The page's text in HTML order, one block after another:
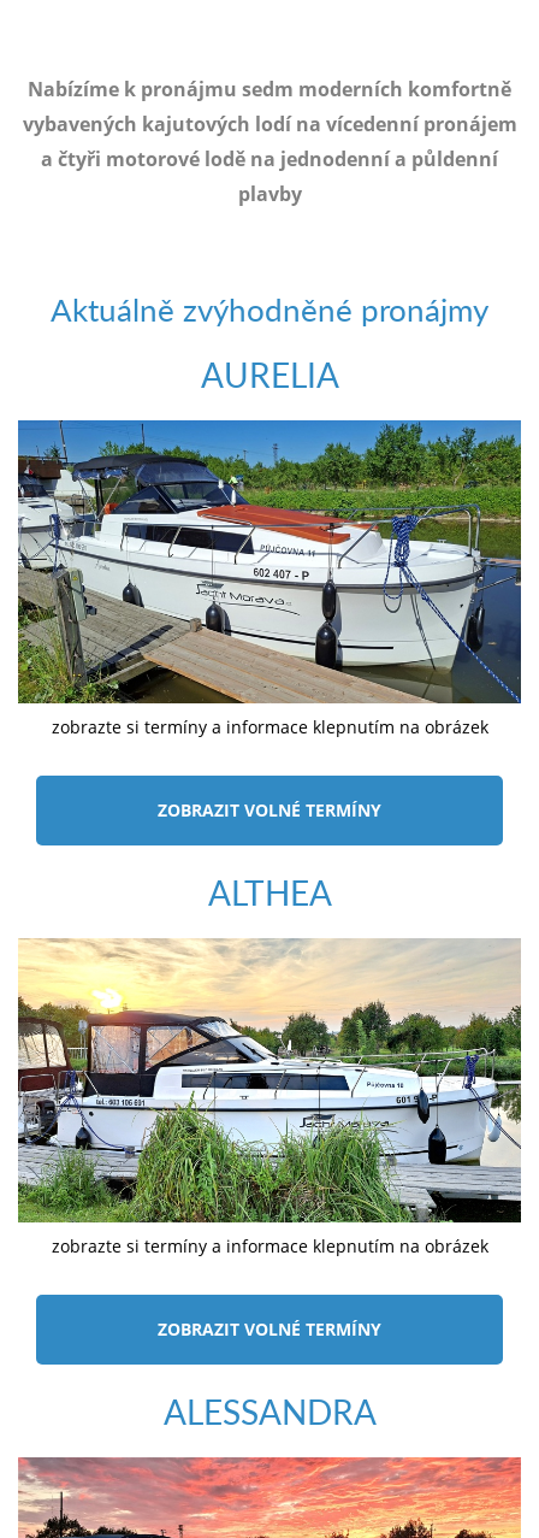
Nabízíme k pronájmu sedm moderních komfortně
vybavených kajutových lodí na vícedenní pronájem
a čtyři motorové lodě na jednodenní a půldenní
plavby
Aktuálně zvýhodněné pronájmy
AURELIA
zobrazte si termíny a informace klepnutím na obrázek
ZOBRAZIT VOLNÉ TERMÍNY
ALTHEA
zobrazte si termíny a informace klepnutím na obrázek
ZOBRAZIT VOLNÉ TERMÍNY
ALESSANDRA
objednat
poukaz